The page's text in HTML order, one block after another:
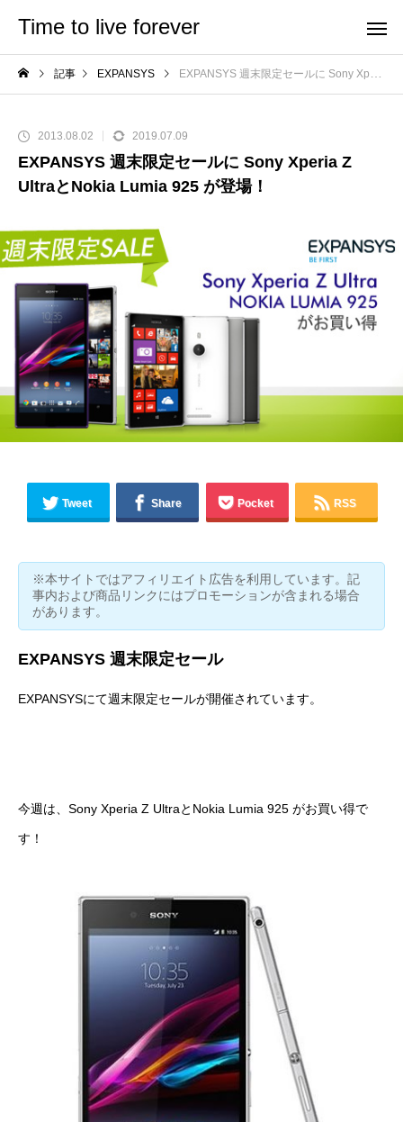
Time to live forever
記事 EXPANSYS EXPANSYS 週末限定セールに Sony Xperia Z UltraとNokia Lumia 925 が登場！
2013.08.02 2019.07.09
EXPANSYS 週末限定セールに Sony Xperia Z
UltraとNokia Lumia 925 が登場！
Tweet Share Pocket RSS
※本サイトではアフィリエイト広告を利用しています。記
事内および商品リンクにはプロモーションが含まれる場合
があります。
EXPANSYS 週末限定セール
EXPANSYSにて週末限定セールが開催されています。
今週は、Sony Xperia Z UltraとNokia Lumia 925 がお買い得で
す！